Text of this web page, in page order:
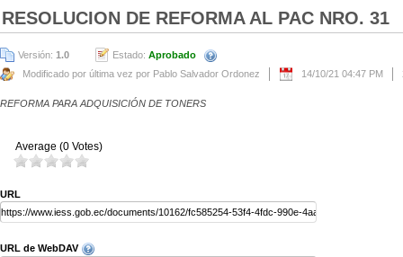
RESOLUCION DE REFORMA AL PAC NRO. 31
Versión: 1.0 Estado: Aprobado
Modificado por última vez por Pablo Salvador Ordonez
14/10/21 04:47 PM
REFORMA PARA ADQUISICIÓN DE TONERS
Average (0 Votes)
URL
URL de WebDAV